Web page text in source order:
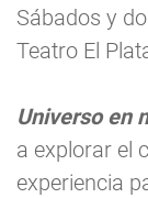
Sábados y
Teatro El
Universo en
a explorar el
experiencia